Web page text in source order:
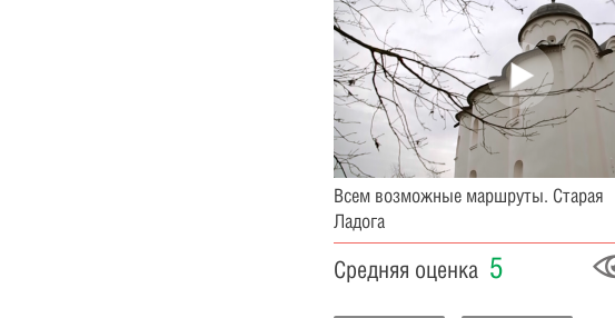
Всем возможные маршруты. Старая
Ладога
Средняя оценка 5